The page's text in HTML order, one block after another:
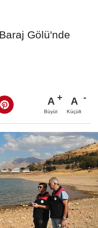
Gölü'nde
A
Büyüt
A
Küçült